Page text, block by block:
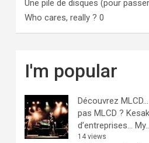
Une pile de disques (pour
Who cares, really ? 0
I'm popular
Découvrez
pas MLCD ?
d’entreprises…
14 views